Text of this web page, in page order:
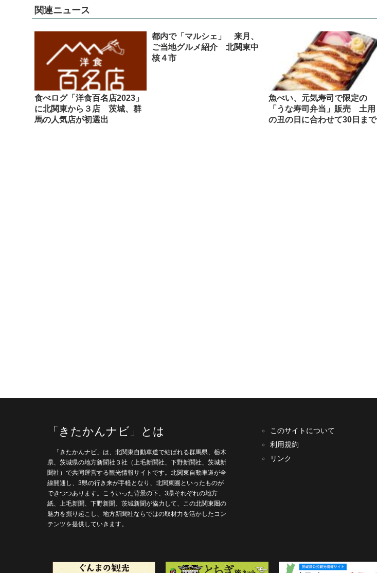
関連ニュース
食べログ「洋食百名店2023」
に北関東から３店 茨城、群
馬の人気店が初選出
都内で「マルシェ」 来月、
ご当地グルメ紹介 北関東中
核４市
魚べい、元気寿司で限定の
「うな寿司弁当」販売 土用
の丑の日に合わせて30日まで
「きたかんナビ」とは
「きたかんナビ」は、北関東自動車道で結ばれる群馬県、栃木
県、茨城県の地方新聞社３社（上毛新聞社、下野新聞社、茨城新
聞社）で共同運営する観光情報サイトです。北関東自動車道が全
線開通し、3県の行き来が手軽となり、北関東圏といったものが
できつつあります。こういった背景の下、3県それぞれの地方
紙、上毛新聞、下野新聞、茨城新聞が協力して、この北関東圏の
魅力を掘り起こし、地方新聞社ならではの取材力を活かしたコン
テンツを提供していきます。
このサイトについて
利用規約
リンク